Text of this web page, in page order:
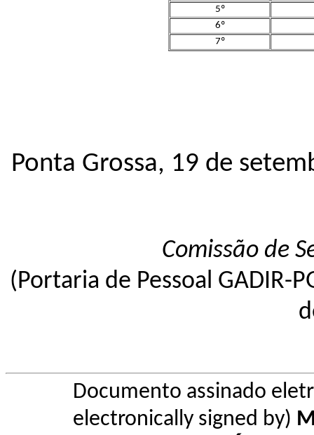
5º
6º
7º
Ponta Grossa, 19 de
Comissão de
(Portaria de Pessoal GADIR-
Documento assinado
electronically signed by)